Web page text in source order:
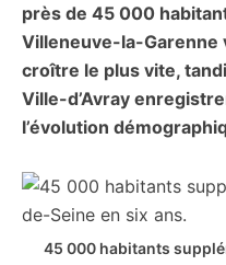
près de 45 000
Villeneuve-la-Garenne
croître le plus vite,
Ville-d’Avray
l’évolution
45 000 habitants